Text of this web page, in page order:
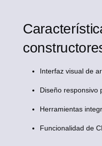
Interfaz visual de
Diseño responsivo
Herramientas
Funcionalidad de